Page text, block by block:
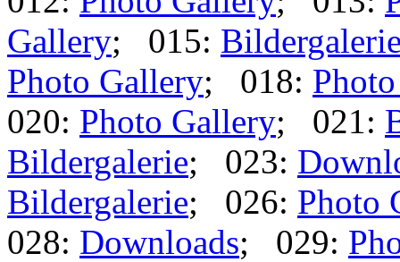
Gallery; 015:
Photo Gallery; 018:
020: Photo Gallery; 021:
Bildergalerie; 023:
Bildergalerie; 026: Photo
028: Downloads; 029: